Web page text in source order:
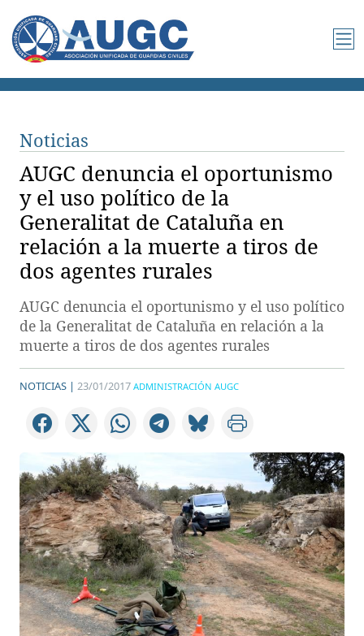
Noticias
AUGC denuncia el oportunismo
y el uso político de la
Generalitat de Cataluña en
relación a la muerte a tiros de
dos agentes rurales
AUGC denuncia el oportunismo y el uso político
de la Generalitat de Cataluña en relación a la
muerte a tiros de dos agentes rurales
NOTICIAS | 23/01/2017 ADMINISTRACIÓN AUGC